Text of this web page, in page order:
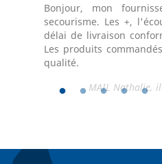
Bonjour, mon
secourisme. Les +,
délai de livraison
Les produits
qualité.
MAIL Nathalie,